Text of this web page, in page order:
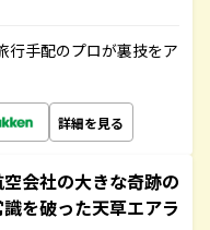
行手配のプロが裏技をア
詳細を見る
会社の大きな奇跡の
を破った天草エアラ